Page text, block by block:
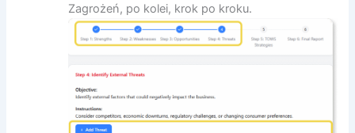
Zagrożeń, po kolei, krok po kroku.